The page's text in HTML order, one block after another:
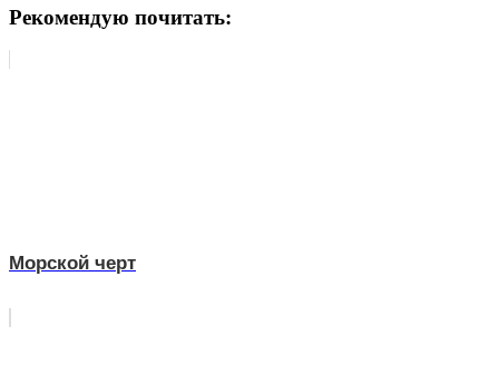
Рекомендую почитать:
Морской черт